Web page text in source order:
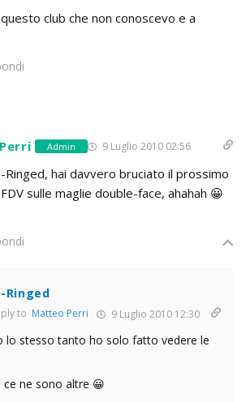
club che non conoscevo e a
Admin 9 Luglio 2010 02:56
hai davvero bruciato il prossimo
sulle maglie double-face, ahahah 😀
Ringed
to Matteo Perri 9 Luglio 2010 12:30
lo stesso tanto ho solo fatto vedere le
ce ne sono altre 😀